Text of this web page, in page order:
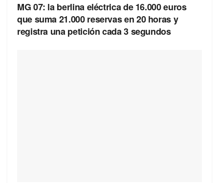
MG 07: la berlina eléctrica de 16.000 euros
que suma 21.000 reservas en 20 horas y
registra una petición cada 3 segundos